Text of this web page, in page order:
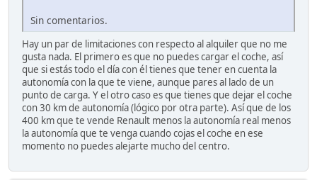
Sin comentarios.
Hay un par de limitaciones con respecto al alquiler que no me
gusta nada. El primero es que no puedes cargar el coche, así
que si estás todo el día con él tienes que tener en cuenta la
autonomía con la que te viene, aunque pares al lado de un
punto de carga. Y el otro caso es que tienes que dejar el coche
con 30 km de autonomía (lógico por otra parte). Así que de los
400 km que te vende Renault menos la autonomía real menos
la autonomía que te venga cuando cojas el coche en ese
momento no puedes alejarte mucho del centro.